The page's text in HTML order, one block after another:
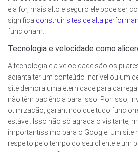
ela for, mais alto e seguro ele pode ser
significa construir sites de alta
funcionam.
Tecnologia e velocidade como
A tecnologia e a velocidade são os
adianta ter um conteúdo incrível ou um
site demora uma eternidade para
não têm paciência para isso. Por isso,
otimização, garantindo que tudo
estável. Isso não só agrada o visitante,
importantíssimo para o Google. Um site
respeito pelo tempo do seu cliente e um